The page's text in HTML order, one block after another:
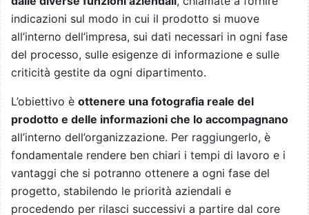
indicazioni sul modo in cui il prodotto si muove
all’interno dell’impresa, sui dati necessari in ogni fase
del processo, sulle esigenze di informazione e sulle
criticità gestite da ogni dipartimento.
L’obiettivo è ottenere una fotografia reale del
prodotto e delle informazioni che lo accompagnano
all’interno dell’organizzazione. Per raggiungerlo, è
fondamentale rendere ben chiari i tempi di lavoro e i
vantaggi che si potranno ottenere a ogni fase del
progetto, stabilendo le priorità aziendali e
procedendo per rilasci successivi a partire dal core